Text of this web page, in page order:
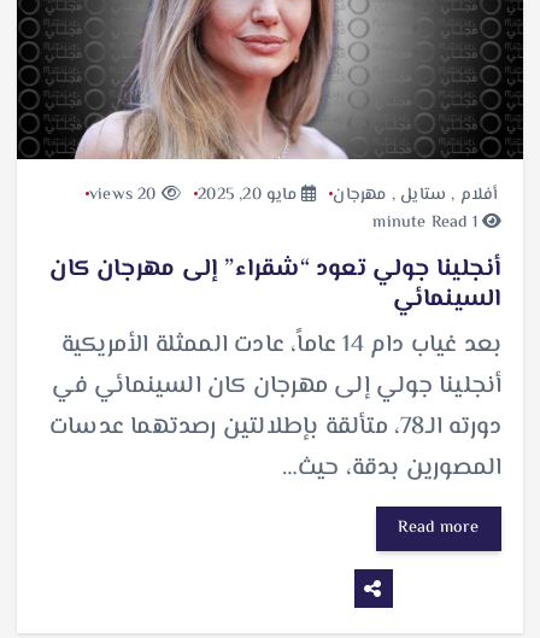
أفلام , ستايل , مهرجان مايو 20, 2025
1 minute Read
أنجلينا جولي تعود “شقراء” إلى مهرجان كان
السينمائي
بعد غياب دام 14 عاماً، عادت الممثلة الأمريكية
أنجلينا جولي إلى مهرجان كان السينمائي في
دورته الـ78، متألقة بإطلالتين رصدتهما عدسات
المصورين بدقة، حيث…
Read more